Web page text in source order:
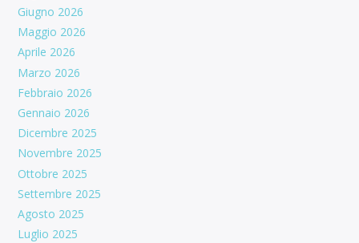
Giugno 2026
Maggio 2026
Aprile 2026
Marzo 2026
Febbraio 2026
Gennaio 2026
Dicembre 2025
Novembre 2025
Ottobre 2025
Settembre 2025
Agosto 2025
Luglio 2025